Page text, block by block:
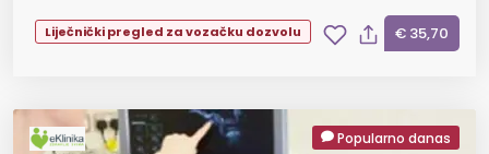
Liječnički pregled za vozačku dozvolu € 35,70
Popularno danas